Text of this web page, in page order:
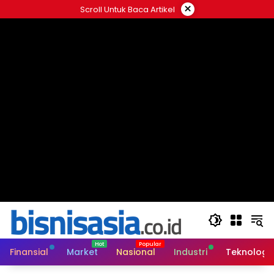
ke
Scroll Untuk Baca Artikel ×
Finansial Market Nasional Industri Teknologi